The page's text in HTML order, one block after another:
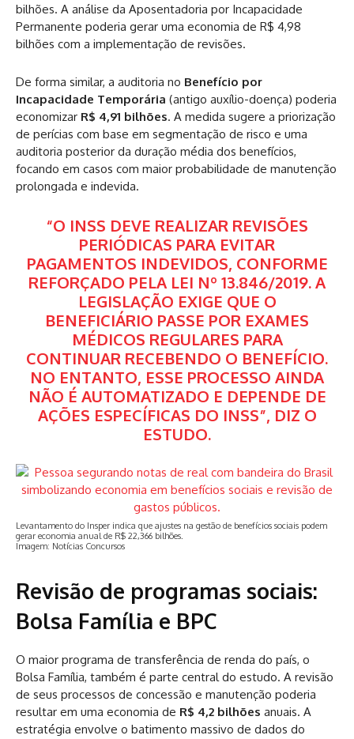
bilhões. A análise da Aposentadoria por Incapacidade
Permanente poderia gerar uma economia de R$ 4,98
bilhões com a implementação de revisões.
De forma similar, a auditoria no Benefício por
Incapacidade Temporária (antigo auxílio-doença) poderia
economizar R$ 4,91 bilhões. A medida sugere a priorização
de perícias com base em segmentação de risco e uma
auditoria posterior da duração média dos benefícios,
focando em casos com maior probabilidade de manutenção
prolongada e indevida.
“O INSS DEVE REALIZAR REVISÕES
PERIÓDICAS PARA EVITAR
PAGAMENTOS INDEVIDOS, CONFORME
REFORÇADO PELA LEI Nº 13.846/2019. A
LEGISLAÇÃO EXIGE QUE O
BENEFICIÁRIO PASSE POR EXAMES
MÉDICOS REGULARES PARA
CONTINUAR RECEBENDO O BENEFÍCIO.
NO ENTANTO, ESSE PROCESSO AINDA
NÃO É AUTOMATIZADO E DEPENDE DE
AÇÕES ESPECÍFICAS DO INSS”, DIZ O
ESTUDO.
Levantamento do Insper indica que ajustes na gestão de benefícios sociais podem
gerar economia anual de R$ 22,366 bilhões.
Imagem: Notícias Concursos
Revisão de programas sociais:
Bolsa Família e BPC
O maior programa de transferência de renda do país, o
Bolsa Família, também é parte central do estudo. A revisão
de seus processos de concessão e manutenção poderia
resultar em uma economia de R$ 4,2 bilhões anuais. A
estratégia envolve o batimento massivo de dados do